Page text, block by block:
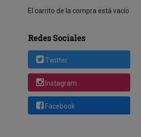
El carrito de la compra está vacío
Redes Sociales
Twitter
Instagram
Facebook